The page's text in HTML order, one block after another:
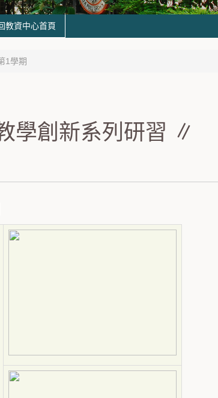
教資中心首頁
1學期
學創新系列研習 ∥